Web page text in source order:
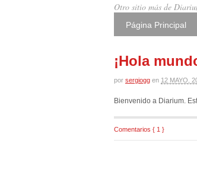
Otro sitio más de
Página Principal
¡Hola
por sergiogg en 12 MAYO,
Bienvenido a Diarium.
Comentarios { 1 }